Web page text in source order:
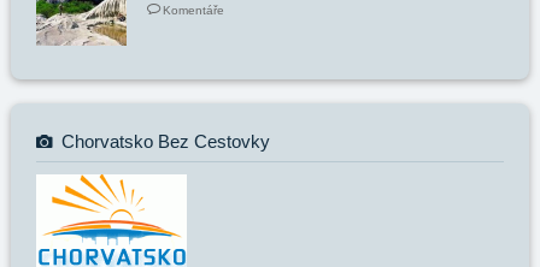
Komentáře
Chorvatsko Bez Cestovky